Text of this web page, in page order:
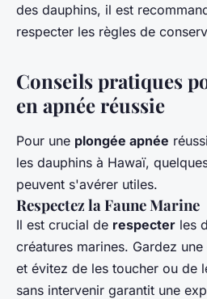
des dauphins, il est
respecter les règles de
Conseils pratiques
en apnée réussie
Pour une plongée apnée
les dauphins à Hawaï,
peuvent s'avérer utiles.
Respectez la Faune Marine
Il est crucial de respecter les
créatures marines. Gardez
et évitez de les toucher ou de
sans intervenir garantit une